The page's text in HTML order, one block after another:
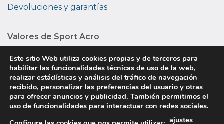
Devoluciones y garantías
Valores de Sport Acro
Privacidad
Sobre nosotros
Copyright © 2026 Sport Acro. Todos los derechos
Este sitio Web utiliza cookies propias y de terceros para
habilitar las funcionalidades técnicas de uso de la web,
realizar estádísticas y análisis del tráfico de navegación
recibido, personalizar las preferencias del usuario y otras
para ofrecer anuncios y publicidad. También permitimos el
uso de funcionalidades para interactuar con redes sociales.
ajustes